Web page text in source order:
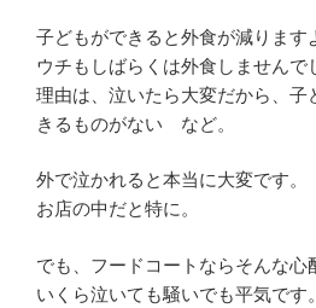
子どもができると外食が減ります
ウチもしばらくは外食しませんで
理由は、泣いたら大変だから、子
きるものがない など。
外で泣かれると本当に大変です。
お店の中だと特に。
でも、フードコートならそんな心
いくら泣いても騒いでも平気です。